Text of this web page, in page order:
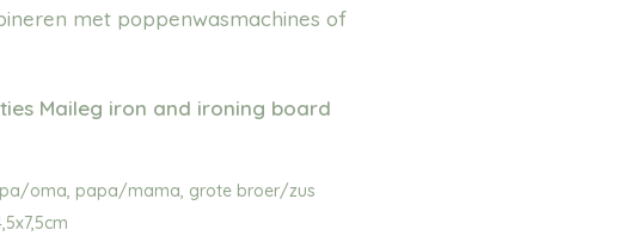
met poppenwasmachines of
Maileg iron and ironing board
oma, papa/mama, grote broer/zus